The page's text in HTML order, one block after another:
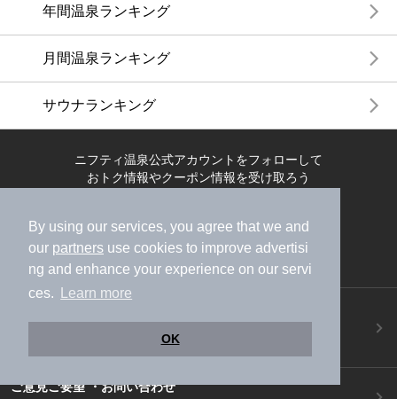
By using our services, you agree that we and
our partners use cookies to improve advertisi
ng and enhance your experience on our servi
ces.
Learn more
OK
年間温泉ランキング
月間温泉ランキング
サウナランキング
ニフティ温泉公式アカウントをフォローして
おトク情報やクーポン情報を受け取ろう
今すぐダウンロード！
ご意見ご要望 ・お問い合わせ